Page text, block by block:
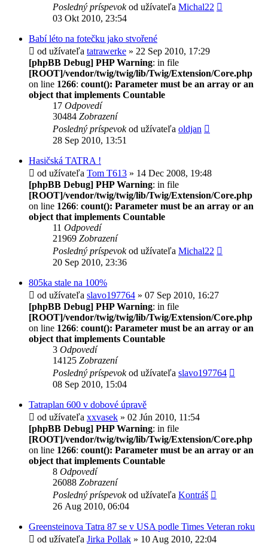
Posledný príspevokod užívateľa Michal22
03 Okt 2010, 23:54
Babí léto na fotečku jako stvořené
od užívateľa tatrawerke » 22 Sep 2010, 17:29
[phpBB Debug] PHP Warning: in file
[ROOT]/vendor/twig/twig/lib/Twig/Extension/Core.php
on line 1266: count(): Parameter must be an array or an
object that implements Countable
17 Odpovedí
30484 Zobrazení
Posledný príspevokod užívateľa oldjan
28 Sep 2010, 13:51
Hasičská TATRA !
od užívateľa Tom T613 » 14 Dec 2008, 19:48
[phpBB Debug] PHP Warning: in file
[ROOT]/vendor/twig/twig/lib/Twig/Extension/Core.php
on line 1266: count(): Parameter must be an array or an
object that implements Countable
11 Odpovedí
21969 Zobrazení
Posledný príspevokod užívateľa Michal22
20 Sep 2010, 23:36
805ka stale na 100%
od užívateľa slavo197764 » 07 Sep 2010, 16:27
[phpBB Debug] PHP Warning: in file
[ROOT]/vendor/twig/twig/lib/Twig/Extension/Core.php
on line 1266: count(): Parameter must be an array or an
object that implements Countable
3 Odpovedí
14125 Zobrazení
Posledný príspevokod užívateľa slavo197764
08 Sep 2010, 15:04
Tatraplan 600 v dobové úpravě
od užívateľa xxvasek » 02 Jún 2010, 11:54
[phpBB Debug] PHP Warning: in file
[ROOT]/vendor/twig/twig/lib/Twig/Extension/Core.php
on line 1266: count(): Parameter must be an array or an
object that implements Countable
8 Odpovedí
26088 Zobrazení
Posledný príspevokod užívateľa Kontráš
26 Aug 2010, 06:04
Greensteinova Tatra 87 se v USA podle Times Veteran roku
od užívateľa Jirka Pollak » 10 Aug 2010, 22:04